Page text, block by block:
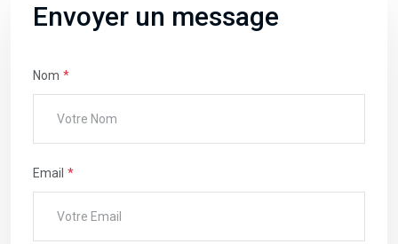
Envoyer un message
Nom
Email